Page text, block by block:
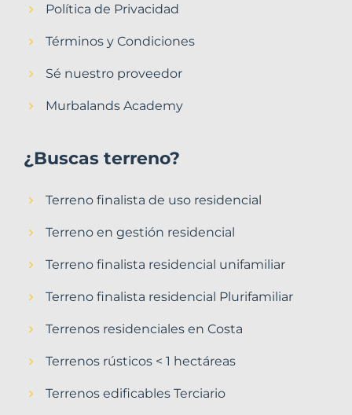
Política de Privacidad
Términos y Condiciones
Sé nuestro proveedor
Murbalands Academy
¿Buscas terreno?
Terreno finalista de uso residencial
Terreno en gestión residencial
Terreno finalista residencial unifamiliar
Terreno finalista residencial Plurifamiliar
Terrenos residenciales en Costa
Terrenos rústicos < 1 hectáreas
Terrenos edificables Terciario